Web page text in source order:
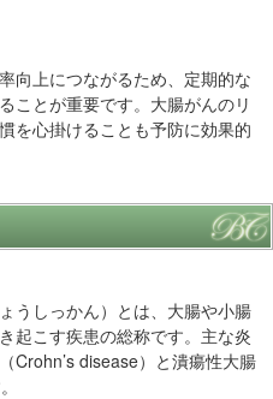
向上につながるため、定期的な
ことが重要です。大腸がんのリ
を心掛けることも予防に効果的
うしっかん）とは、大腸や小腸
起こす疾患の総称です。主な炎
Crohn’s disease）と潰瘍性大腸